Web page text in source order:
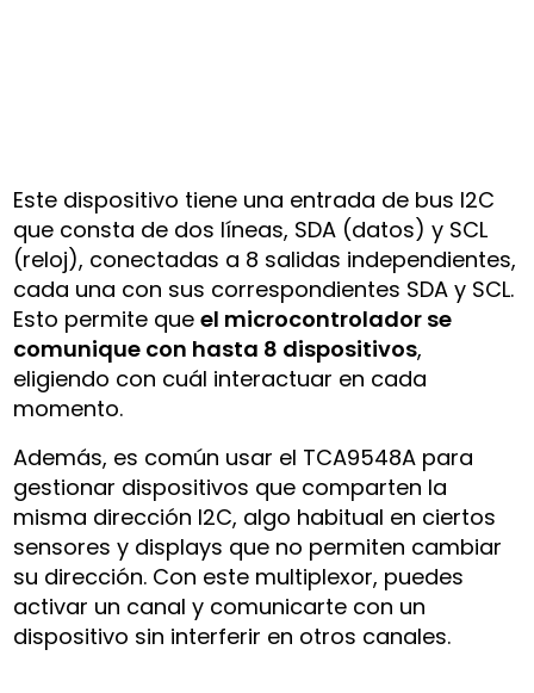
Este dispositivo tiene una entrada de bus I2C
que consta de dos líneas, SDA (datos) y SCL
(reloj), conectadas a 8 salidas independientes,
cada una con sus correspondientes SDA y SCL.
Esto permite queel microcontrolador se
comunique con hasta 8 dispositivos,
eligiendo con cuál interactuar en cada
momento.
Además, es común usar el TCA9548A para
gestionar dispositivos que comparten la
misma dirección I2C, algo habitual en ciertos
sensores y displays que no permiten cambiar
su dirección. Con este multiplexor, puedes
activar un canal y comunicarte con un
dispositivo sin interferir en otros canales.